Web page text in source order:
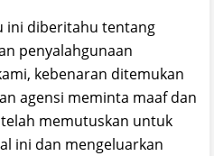
ini diberitahu tentang
penyalahgunaan
kebenaran ditemukan
agensi meminta maaf dan
memutuskan untuk
ini dan mengeluarkan